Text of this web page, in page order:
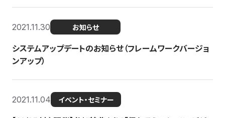
2021.11.30 お知らせ
システムアップデートのお知らせ（フレームワークバージョ
ンアップ）
2021.11.04 イベント・セミナー